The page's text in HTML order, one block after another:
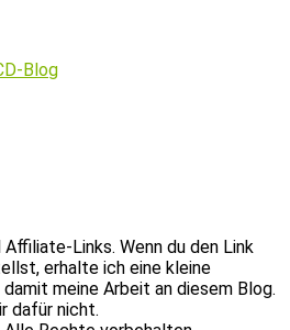
Blog
Links. Wenn du den Link
erhalte ich eine kleine
meine Arbeit an diesem Blog.
dafür nicht.